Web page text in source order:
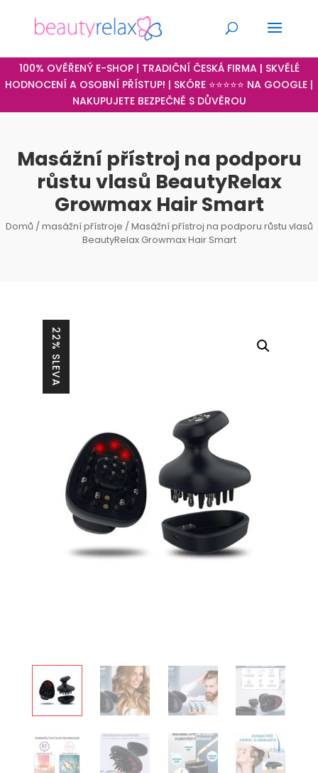
100% OVĚŘENÝ E-SHOP | TRADIČNÍ ČESKÁ FIRMA | SKVĚLÉ
HODNOCENÍ A OSOBNÍ PŘÍSTUP! | SKÓRE ⭐⭐⭐⭐⭐ NA GOOGLE |
NAKUPUJETE BEZPEČNĚ S DŮVĚROU
Masážní přístroj na podporu
růstu vlasů BeautyRelax
Growmax Hair Smart
Domů /masážní přístroje / Masážní přístroj na podporu růstu vlasů
BeautyRelax Growmax Hair Smart
22% SLEVA